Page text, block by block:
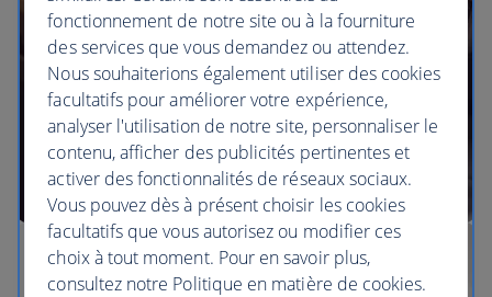
fonctionnement de notre site ou à la fourniture
des services que vous demandez ou attendez.
Nous souhaiterions également utiliser des cookies
facultatifs pour améliorer votre expérience,
analyser l'utilisation de notre site, personnaliser le
contenu, afficher des publicités pertinentes et
activer des fonctionnalités de réseaux sociaux.
Vous pouvez dès à présent choisir les cookies
facultatifs que vous autorisez ou modifier ces
choix à tout moment. Pour en savoir plus,
consultez notre Politique en matière de cookies.